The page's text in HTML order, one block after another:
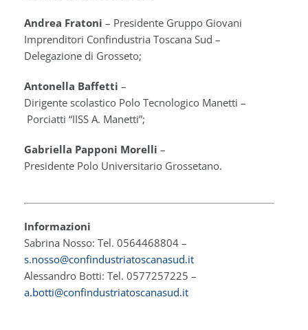
Andrea Fratoni – Presidente Gruppo Giovani
Imprenditori Confindustria Toscana Sud –
Delegazione di Grosseto;
Antonella Baffetti –
Dirigente scolastico Polo Tecnologico Manetti –
Porciatti “IISS A. Manetti”;
Gabriella Papponi Morelli –
Presidente Polo Universitario Grossetano.
Informazioni
Sabrina Nosso: Tel. 0564468804 –
s.nosso@confindustriatoscanasud.it
Alessandro Botti: Tel. 0577257225 –
a.botti@confindustriatoscanasud.it